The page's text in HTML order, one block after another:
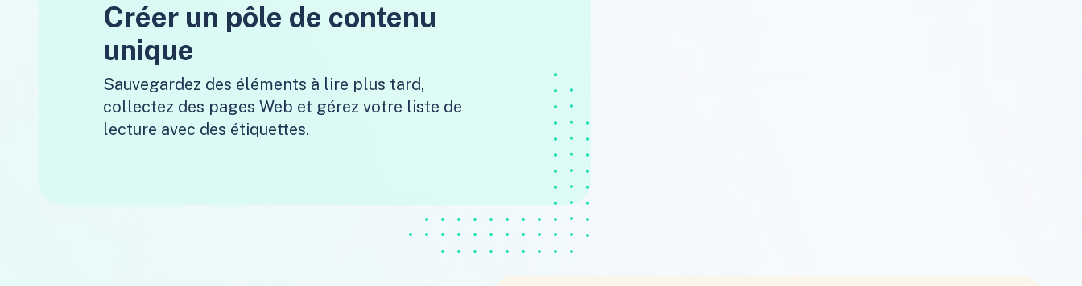
Créer un pôle de contenu
unique
Sauvegardez des éléments à lire plus tard,
collectez des pages Web et gérez votre liste de
lecture avec des étiquettes.